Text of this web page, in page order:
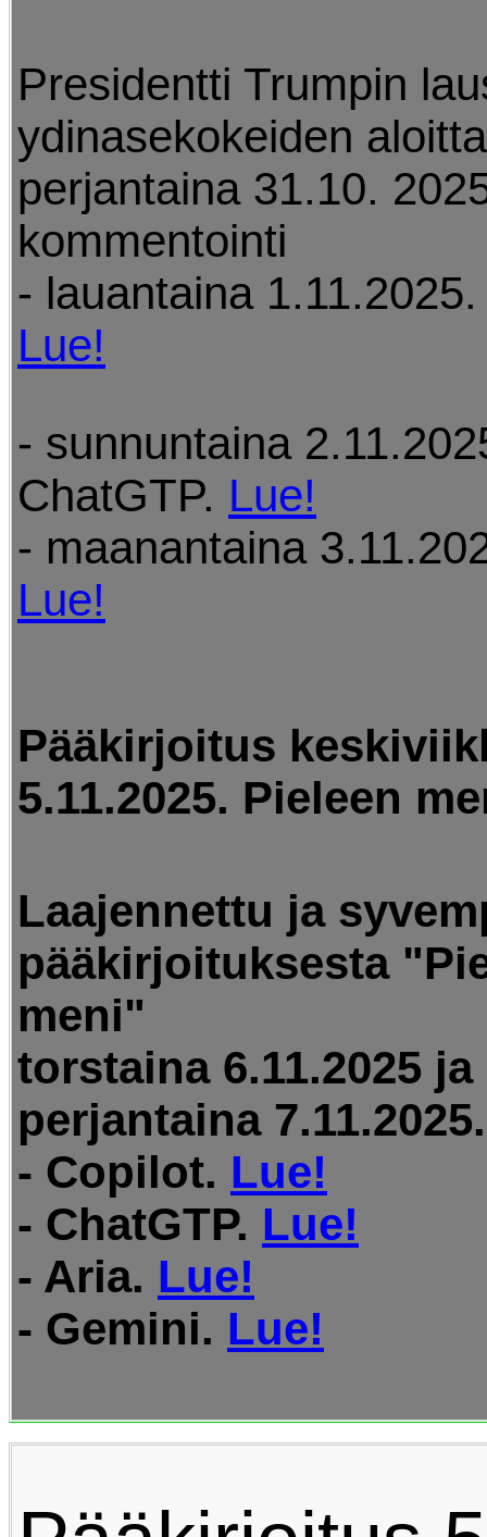
Presidentti Trumpin
ydinasekokeiden
perjantaina 31.10.
kommentointi
- lauantaina
Lue!
- sunnuntaina
ChatGTP. Lue!
- maanantaina
Lue!
Pääkirjoitus
5.11.2025. Pieleen
Laajennettu ja
pääkirjoituksesta
meni"
torstaina 6.11.2025 ja
perjantaina 7.11.2025.
- Copilot. Lue!
- ChatGTP. Lue!
- Aria. Lue!
- Gemini. Lue!